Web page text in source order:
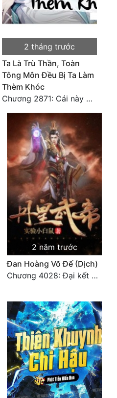
2 tháng trước
Ta Là Trù Thần, Toàn
Tông Môn Đều Bị Ta Làm
Thèm Khóc
Chương 2871: Cái này đánh nhẹ nhõm a
2 năm trước
Đan Hoàng Võ Đế (Dịch)
Chương 4028: Đại kết cục, sau này không gặp lại (2)